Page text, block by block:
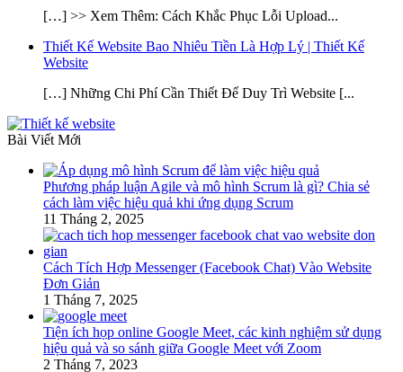
[…] >> Xem Thêm: Cách Khắc Phục Lỗi Upload...
Thiết Kế Website Bao Nhiêu Tiền Là Hợp Lý | Thiết Kế
Website
[…] Những Chi Phí Cần Thiết Để Duy Trì Website [...
Bài Viết Mới
Phương pháp luận Agile và mô hình Scrum là gì? Chia sẻ
cách làm việc hiệu quả khi ứng dụng Scrum
11 Tháng 2, 2025
Cách Tích Hợp Messenger (Facebook Chat) Vào Website
Đơn Giản
1 Tháng 7, 2025
Tiện ích họp online Google Meet, các kinh nghiệm sử dụng
hiệu quả và so sánh giữa Google Meet với Zoom
2 Tháng 7, 2023